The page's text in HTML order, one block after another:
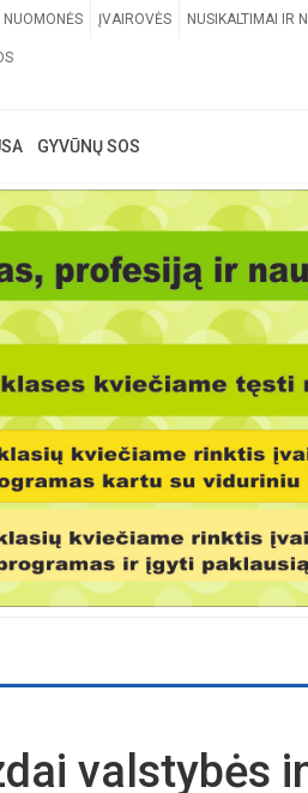
NUOMONĖS ĮVAIROVĖS NUSIKALTIMAI IR
GYVŪNŲ SOS
valstybės